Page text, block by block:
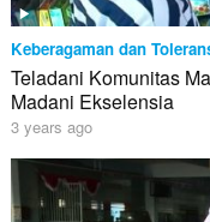
Keberagaman dan
Teladani Komunitas
Madani Ekselensia
3 years ago